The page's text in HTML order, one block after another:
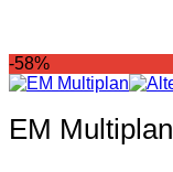
-58%
EM Multiplan